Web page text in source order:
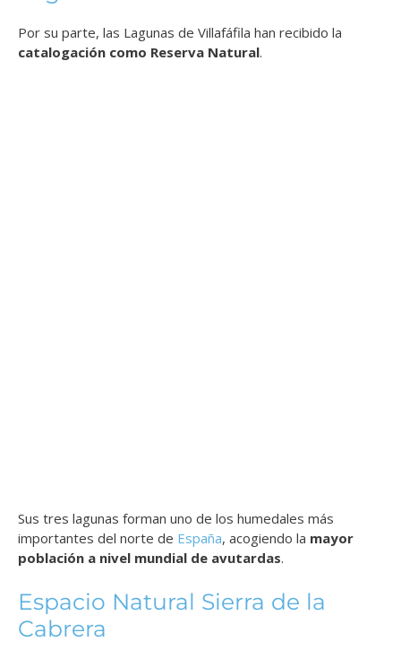
Por su parte, las Lagunas de Villafáfila han recibido la
catalogación como Reserva Natural.
Sus tres lagunas forman uno de los humedales más
importantes del norte de España, acogiendo la mayor
población a nivel mundial de avutardas.
Espacio Natural Sierra de la
Cabrera